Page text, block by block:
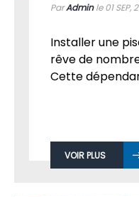
ParAdminle 01SEP,
Installer une
rêve de
Cette
VOIR PLUS